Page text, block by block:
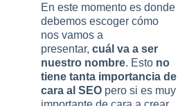
En este momento es donde
debemos escoger cómo
nos vamos a
presentar, cuál va a ser
nuestro nombre. Esto no
tiene tanta importancia de
cara al SEOpero si es muy